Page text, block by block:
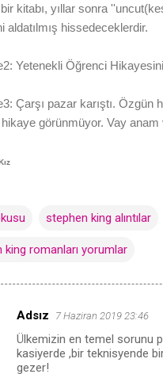
bir kitabı, yıllar sonra
aldatılmış hissedeceklerdir.
Yetenekli Öğrenci
Çarşı pazar karıştı.
hikaye görünmüyor. Vay anam
stephen king alıntılar
king romanları yorumlar
Adsız 7 Haziran 2019 23:46
Ülkemizin en temel sorunu
kasiyerde ,bir teknisyende
gezer!